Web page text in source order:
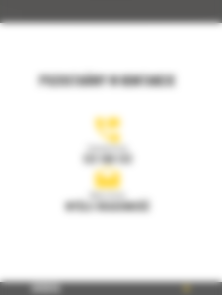
POZOSTAŃMY W KONTAKCIE
Zadzwoń do nas
122 100 122
Napisz do nas
WYŚLIJ WIADOMOŚĆ
OFERTA